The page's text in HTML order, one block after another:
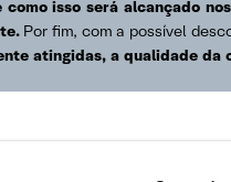
isso será alcançado
Por fim, com a possível
atingidas, a qualidade